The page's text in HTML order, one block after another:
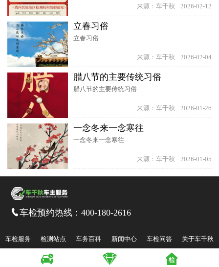
来源：车千秋 2026-02-12
立春习俗
立春习俗
来源：车千秋 2026-02-04
腊八节的主要传统习俗
腊八节的主要传统习俗
来源：车千秋 2026-01-26
一念冬来一念寒往
一念冬来一念寒往
来源：车千秋 2026-01-05
  
车检预约热线： 400-180-2616
车检服务 检测站点 车务百科 新闻中心 车检问答 关于车千秋
皖ICP备14036172号-1